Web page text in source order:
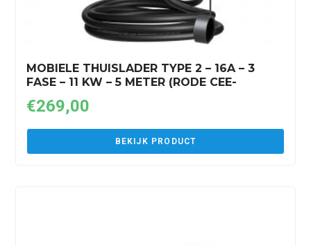
MOBIELE THUISLADER TYPE 2 – 16A – 3
FASE – 11 KW – 5 METER (RODE CEE-
€269,00
BEKIJK PRODUCT